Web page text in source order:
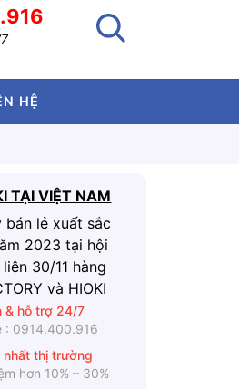
HỆ
TẠI VIỆT NAM
lẻ xuất sắc
2023 tại hội
30/11 hàng
và HIOKI
& hỗ trợ 24/7
: 0914.400.916
nhất thị trường
hơn 10% – 30%